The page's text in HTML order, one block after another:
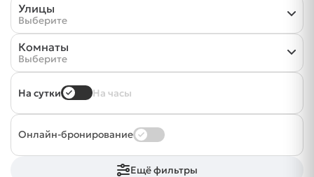
Улицы
Выберите
Комнаты
Выберите
На сутки На часы
Онлайн-бронирование
Ещё фильтры